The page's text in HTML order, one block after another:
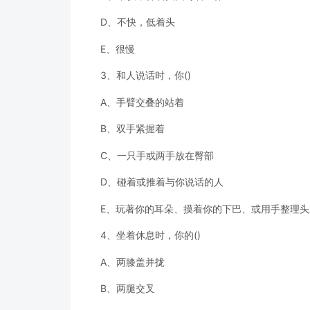
D、不快，低着头
E、很慢
3、和人说话时，你()
A、手臂交叠的站着
B、双手紧握着
C、一只手或两手放在臀部
D、碰着或推着与你说话的人
E、玩著你的耳朵、摸着你的下巴、或用手整理
4、坐着休息时，你的()
A、两膝盖并拢
B、两腿交叉